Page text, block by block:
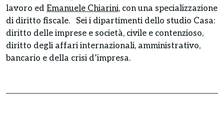
lavoro ed Emanuele Chiarini, con una specializzazione
di diritto fiscale. Sei i dipartimenti dello studio Casa:
diritto delle imprese e società, civile e contenzioso,
diritto degli affari internazionali, amministrativo,
bancario e della crisi d’impresa.